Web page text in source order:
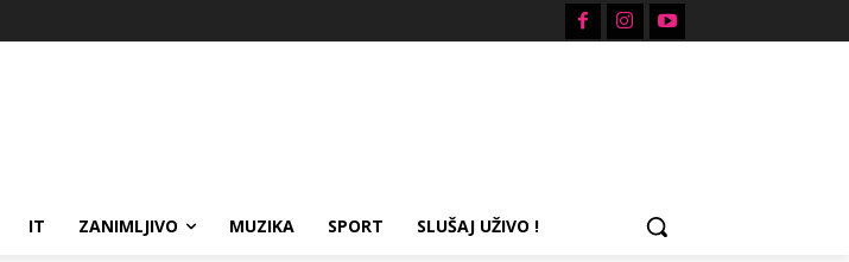
IT ZANIMLJIVO MUZIKA SPORT SLUŠAJ UŽIVO !